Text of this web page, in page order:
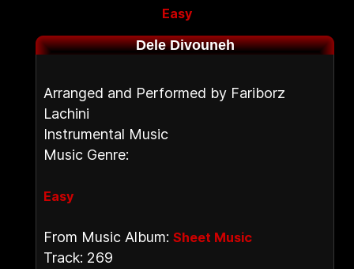
Easy
Dele Divouneh
Arranged and Performed by Fariborz
Lachini
Instrumental Music
Music Genre:
Easy
From Music Album: Sheet Music
Track: 269